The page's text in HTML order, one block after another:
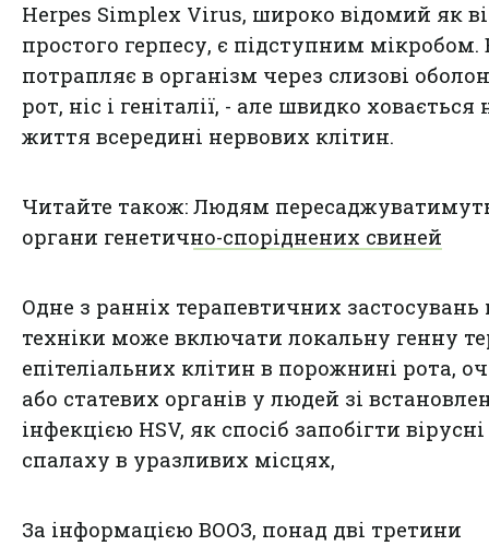
Herpes Simplex Virus, широко відомий як
простого герпесу, є підступним мікробом.
потрапляє в організм через слизові
рот, ніс і геніталії, - але швидко ховається
життя всередині нервових клітин.
Читайте також: Людям
органи генетично-споріднених свиней
Одне з ранніх терапевтичних застосувань
техніки може включати локальну генну
епітеліальних клітин в порожнині рота,
або статевих органів у людей зі
інфекцією HSV, як спосіб запобігти вірусні
спалаху в уразливих місцях,
За інформацією ВООЗ, понад дві третини